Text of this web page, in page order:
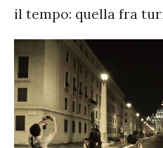
il tempo: quella fra